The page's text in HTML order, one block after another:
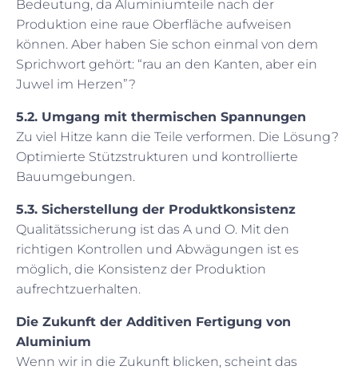
Bedeutung, da Aluminiumteile nach der
Produktion eine raue Oberfläche aufweisen
können. Aber haben Sie schon einmal von dem
Sprichwort gehört: “rau an den Kanten, aber ein
Juwel im Herzen”?
5.2. Umgang mit thermischen Spannungen
Zu viel Hitze kann die Teile verformen. Die Lösung?
Optimierte Stützstrukturen und kontrollierte
Bauumgebungen.
5.3. Sicherstellung der Produktkonsistenz
Qualitätssicherung ist das A und O. Mit den
richtigen Kontrollen und Abwägungen ist es
möglich, die Konsistenz der Produktion
aufrechtzuerhalten.
Die Zukunft der Additiven Fertigung von
Aluminium
Wenn wir in die Zukunft blicken, scheint das